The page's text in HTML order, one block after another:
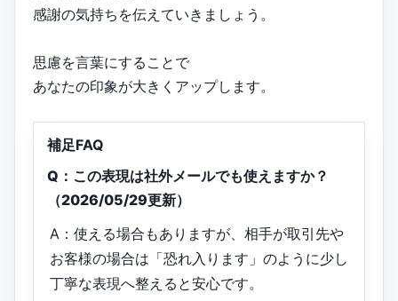
感謝の気持ちを伝えていきましょう。
思慮を言葉にすることで
あなたの印象が大きくアップします。
補足FAQ
Q：この表現は社外メールでも使えますか？
（2026/05/29更新）
A：使える場合もありますが、相手が取引先や
お客様の場合は「恐れ入ります」のように少し
丁寧な表現へ整えると安心です。